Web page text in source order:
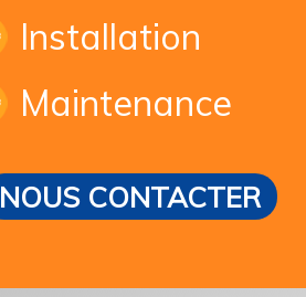
Installation
Maintenance
NOUS CONTACTER